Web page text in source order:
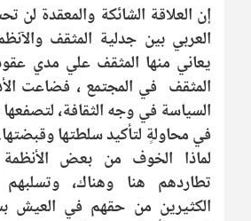
إن العلاقة الشائكة والمعقدة لن
العربي بين جدلية المثقف
يعاني منها المثقف علي مدي
المثقف في المجتمع ، فضاعت
السياسة في وجه الثقافة، لتصفعها
في محاولةٍ لتأكيد سلطتها
لماذا الخوف من بعض
تطاردهم هنا وهناك، وتسلبهم
الكثيرين من حقهم في العيش